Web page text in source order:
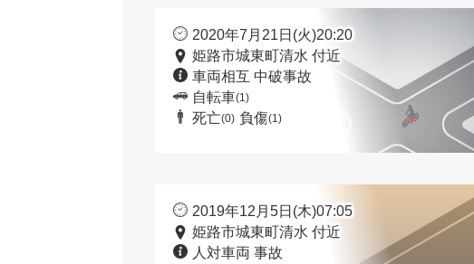
2020年7月21日(火)20:20
姫路市城東町清水 付近
車両相互 中破事故
自転車(1)
死亡(0) 負傷(1)
2019年12月5日(木)07:05
姫路市城東町清水 付近
人対車両 事故